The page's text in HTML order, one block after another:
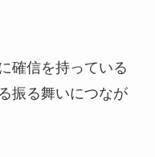
確信を持っている
振る舞いにつなが